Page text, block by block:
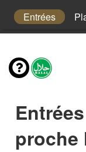
Entrées
proche